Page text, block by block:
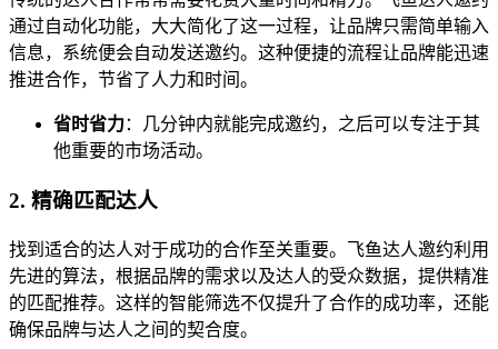
通过自动化功能，大大简化了这一过程，让品牌只需简单输入
信息，系统便会自动发送邀约。这种便捷的流程让品牌能迅速
推进合作，节省了人力和时间。
省时省力：几分钟内就能完成邀约，之后可以专注于其
他重要的市场活动。
2. 精确匹配达人
找到适合的达人对于成功的合作至关重要。飞鱼达人邀约利用
先进的算法，根据品牌的需求以及达人的受众数据，提供精准
的匹配推荐。这样的智能筛选不仅提升了合作的成功率，还能
确保品牌与达人之间的契合度。